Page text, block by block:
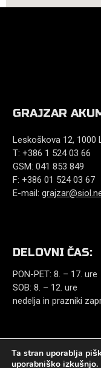
GRAJZAR
Leskoškova 12, 1000
T: +386 1 524 03 66
GSM: 041 853 849
F: +386 01 524 03 67
E-mail:
DELOVNI ČAS:
PON-PET: 8. – 17. ure
SOB: 8. – 12. ure
nedelja in prazniki
Ta stran uporablja
uporabniško izkušnjo.